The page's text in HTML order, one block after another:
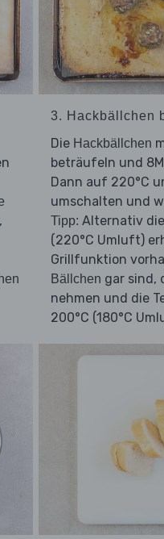
,
3. Hackbällchen
Die Hackbällchen
beträufeln und
Dann auf 220°C
umschalten und
Tipp: Alternativ
(220°C Umluft)
Grillfunktion
Bällchen gar sind,
nehmen und die
200°C (180°C